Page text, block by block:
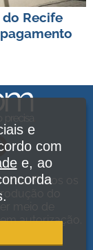
Recife
Todos os
do
meio de
autorização.
e
com
e, ao